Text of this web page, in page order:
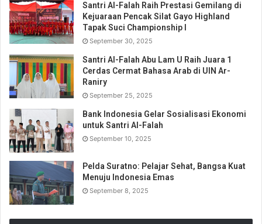
Santri Al-Falah Raih Prestasi Gemilang di
Kejuaraan Pencak Silat Gayo Highland
Tapak Suci Championship I
September 30, 2025
Santri Al-Falah Abu Lam U Raih Juara 1
Cerdas Cermat Bahasa Arab di UIN Ar-
Raniry
September 25, 2025
Bank Indonesia Gelar Sosialisasi Ekonomi
untuk Santri Al-Falah
September 10, 2025
Pelda Suratno: Pelajar Sehat, Bangsa Kuat
Menuju Indonesia Emas
September 8, 2025